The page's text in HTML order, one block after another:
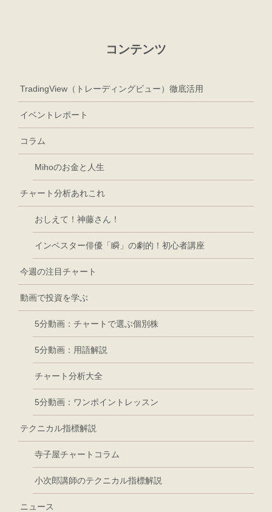
コンテンツ
TradingView（トレーディングビュー）徹底活用
イベントレポート
コラム
Mihoのお金と人生
チャート分析あれこれ
おしえて！神藤さん！
インベスター俳優「瞬」の劇的！初心者講座
今週の注目チャート
動画で投資を学ぶ
5分動画：チャートで選ぶ個別株
5分動画：用語解説
チャート分析大全
5分動画：ワンポイントレッスン
テクニカル指標解説
寺子屋チャートコラム
小次郎講師のテクニカル指標解説
ニュース